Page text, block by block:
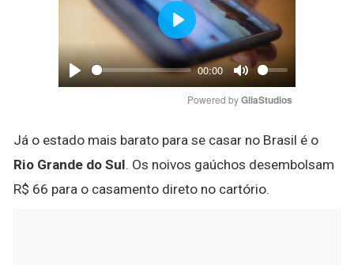
Play
00:00
Mute
Play
Powered by GliaStudios
Já o estado mais barato para se casar no Brasil é o
Rio Grande do Sul. Os noivos gaúchos desembolsam
R$ 66 para o casamento direto no cartório.